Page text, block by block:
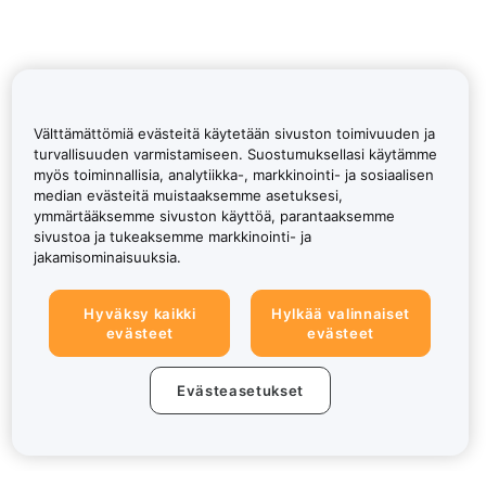
Välttämättömiä evästeitä käytetään sivuston toimivuuden ja
turvallisuuden varmistamiseen. Suostumuksellasi käytämme
myös toiminnallisia, analytiikka-, markkinointi- ja sosiaalisen
median evästeitä muistaaksemme asetuksesi,
ymmärtääksemme sivuston käyttöä, parantaaksemme
sivustoa ja tukeaksemme markkinointi- ja
jakamisominaisuuksia.
Hyväksy kaikki
evästeet
Hylkää valinnaiset
evästeet
Evästeasetukset